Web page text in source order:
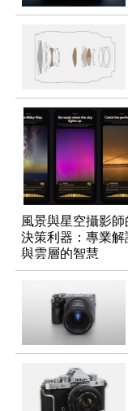
風景與星空攝影師
決策利器：專業解
與雲層的智慧
App「Atmos」登